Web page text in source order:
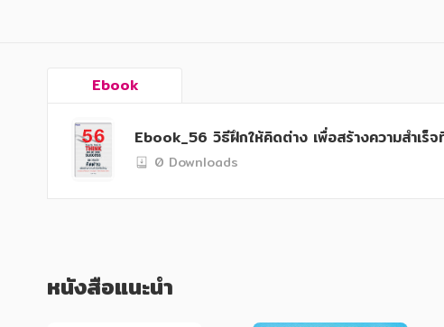
Ebook
Ebook_56 วิธีฝึกให้คิดต่าง เพื่อสร้างความสำ
0 Downloads
หนังสือแนะนำ